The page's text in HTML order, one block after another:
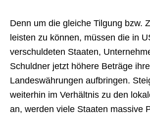
Denn um die gleiche Tilgung bzw.
leisten zu können, müssen die in
verschuldeten Staaten,
Schuldner jetzt höhere Beträge
Landeswährungen aufbringen.
weiterhin im Verhältnis zu den
an, werden viele Staaten massive